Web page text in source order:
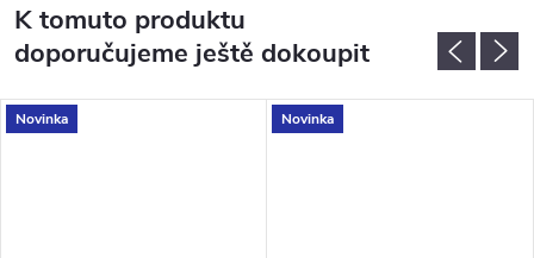
K tomuto produktu
doporučujeme ještě dokoupit
Novinka Novinka